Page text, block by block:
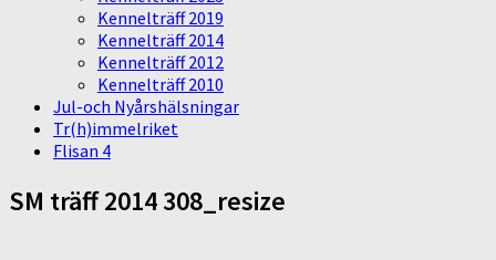
Kennelträff 2019
Kennelträff 2014
Kennelträff 2012
Kennelträff 2010
Jul-och Nyårshälsningar
Tr(h)immelriket
Flisan 4
SM träff 2014 308_resize